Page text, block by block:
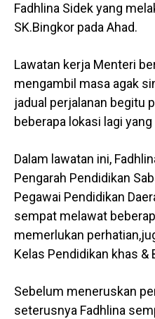
Fadhlina Sidek yang
SK.Bingkor pada Ahad.
Lawatan kerja Menteri
mengambil masa agak
jadual perjalanan begitu
beberapa lokasi lagi
Dalam lawatan ini,
Pengarah Pendidikan
Pegawai Pendidikan
sempat melawat
memerlukan
Kelas Pendidikan khas &
Sebelum meneruskan
seterusnya Fadhlina